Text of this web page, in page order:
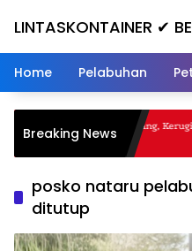
LINTASKONTAINER ✔
KONTAINER TERBARU
Home Pelabuhan
Breaking News
Nanjak, Masuk ke Jurang, Kerugian
posko nataru
ditutup